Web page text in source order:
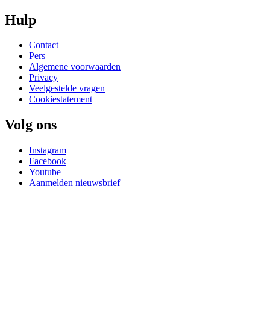
Hulp
Contact
Pers
Algemene voorwaarden
Privacy
Veelgestelde vragen
Cookiestatement
Volg ons
Instagram
Facebook
Youtube
Aanmelden nieuwsbrief